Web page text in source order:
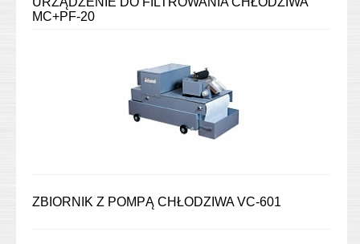
MC+PF-20
ZBIORNIK Z POMPĄ CHŁODZIWA VC-601